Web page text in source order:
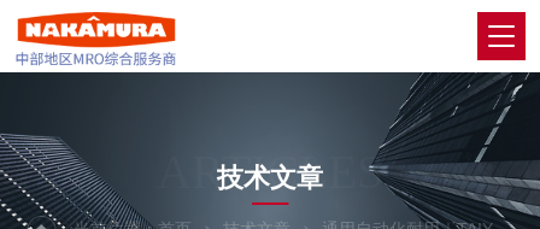
ARTICLES
技术文章